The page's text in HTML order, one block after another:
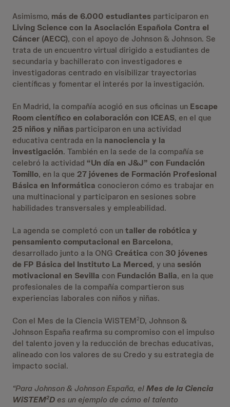
Asimismo, más de 6.000 estudiantes participaron en
Living Science con la Asociación Española Contra el
Cáncer (AECC), con el apoyo de Johnson & Johnson. Se
trata de un encuentro virtual dirigido a estudiantes de
secundaria y bachillerato con investigadores e
investigadoras centrado en visibilizar trayectorias
científicas y fomentar el interés por la investigación.
En Madrid, la compañía acogió en sus oficinas un Escape
Room científico en colaboración con ICEAS, en el que
25 niños y niñas participaron en una actividad
educativa centrada en la nanociencia y la
investigación. También en la sede de la compañía se
celebró la actividad “Un día en J&J” con Fundación
Tomillo, en la que 27 jóvenes de Formación Profesional
Básica en Informática conocieron cómo es trabajar en
una multinacional y participaron en sesiones sobre
habilidades transversales y empleabilidad.
La agenda se completó con untaller de robótica y
pensamiento computacional en Barcelona,
desarrollado junto a la ONG Creática con 30 jóvenes
de FP Básica del Instituto La Merced, y una sesión
motivacional en Sevilla con Fundación Balia, en la que
profesionales de la compañía compartieron sus
experiencias laborales con niños y niñas.
Con el Mes de la Ciencia WiSTEM2D, Johnson &
Johnson España reafirma su compromiso con el impulso
del talento joven y la reducción de brechas educativas,
alineado con los valores de su Credo y su estrategia de
impacto social.
“Para Johnson & Johnson España, elMes de la Ciencia
WiSTEM2D es un ejemplo de cómo el talento